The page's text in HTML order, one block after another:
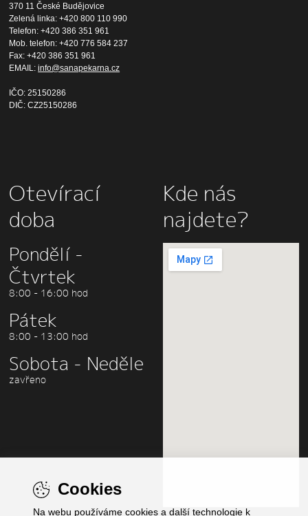
370 11 České Budějovice
Zelená linka: +420 800 110 990
Telefon: +420 386 351 961
Mob. telefon: +420 776 584 237
Fax: +420 386 351 961
EMAIL:info@sanapekarna.cz
IČO: 25150286
DIČ: CZ25150286
Otevírací
doba
Pondělí -
Čtvrtek
8:00 - 16:00 hod
Pátek
8:00 - 13:00 hod
Sobota - Neděle
zavřeno
Kde nás
najdete?
Cookies
Na webu používáme cookies a další technologie k